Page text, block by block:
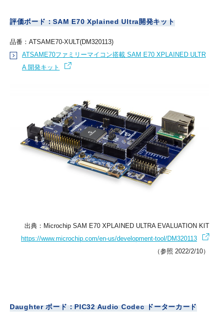
評価ボード：SAM E70 Xplained Ultra開発キット
品番：ATSAME70-XULT(DM320113)
ATSAME70ファミリーマイコン搭載 SAM E70 XPLAINED ULTR
A 開発キット
出典：Microchip SAM E70 XPLAINED ULTRA EVALUATION KIT
https://www.microchip.com/en-us/development-tool/DM320113
（参照 2022/2/10）
Daughter ボード：PIC32 Audio Codec ドーターカード